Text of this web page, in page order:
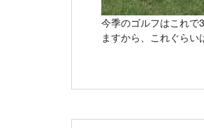
今季のゴルフはこれで
ますから、これぐらい